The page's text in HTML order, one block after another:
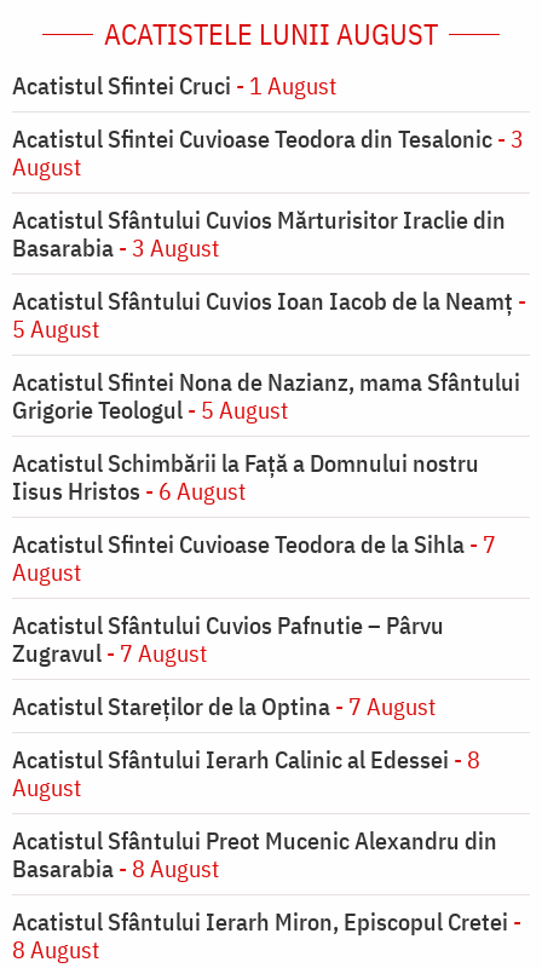
ACATISTELE LUNII AUGUST
Acatistul Sfintei Cruci - 1 August
Acatistul Sfintei Cuvioase Teodora din Tesalonic- 3
August
Acatistul Sfântului Cuvios Mărturisitor Iraclie din
Basarabia- 3 August
Acatistul Sfântului Cuvios Ioan Iacob de la Neamț -
5 August
Acatistul Sfintei Nona de Nazianz, mama Sfântului
Grigorie Teologul- 5 August
Acatistul Schimbării la Faţă a Domnului nostru
Iisus Hristos - 6 August
Acatistul Sfintei Cuvioase Teodora de la Sihla- 7
August
Acatistul Sfântului Cuvios Pafnutie – Pârvu
Zugravul- 7 August
Acatistul Stareţilor de la Optina- 7 August
Acatistul Sfântului Ierarh Calinic al Edessei - 8
August
Acatistul Sfântului Preot Mucenic Alexandru din
Basarabia- 8 August
Acatistul Sfântului Ierarh Miron, Episcopul Cretei -
8 August